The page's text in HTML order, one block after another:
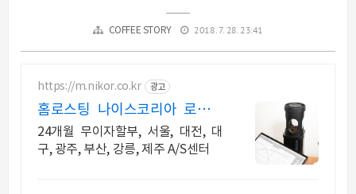
COFFEE STORY 2018. 7. 28. 23:41
https://m.nikor.co.kr 광고
홈로스팅 나이스코리아 로스팅
챔피온 사용한 로스터기
24개월 무이자할부, 서울, 대전, 대
구, 광주, 부산, 강릉, 제주 A/S센터